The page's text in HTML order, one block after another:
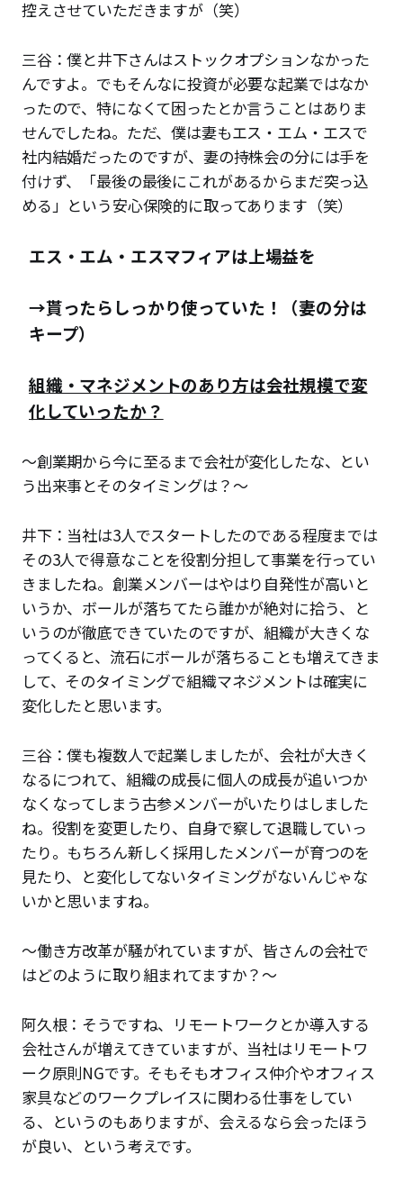
控えさせていただきますが（笑）
三谷：僕と井下さんはストックオプションなかった
んですよ。でもそんなに投資が必要な起業ではなか
ったので、特になくて困ったとか言うことはありま
せんでしたね。ただ、僕は妻もエス・エム・エスで
社内結婚だったのですが、妻の持株会の分には手を
付けず、「最後の最後にこれがあるからまだ突っ込
める」という安心保険的に取ってあります（笑）
エス・エム・エスマフィアは上場益を
→貰ったらしっかり使っていた！（妻の分は
キープ）
組織・マネジメントのあり方は会社規模で変
化していったか？
〜創業期から今に至るまで会社が変化したな、とい
う出来事とそのタイミングは？〜
井下：当社は3人でスタートしたのである程度までは
その3人で得意なことを役割分担して事業を行ってい
きましたね。創業メンバーはやはり自発性が高いと
いうか、ボールが落ちてたら誰かが絶対に拾う、と
いうのが徹底できていたのですが、組織が大きくな
ってくると、流石にボールが落ちることも増えてきま
して、そのタイミングで組織マネジメントは確実に
変化したと思います。
三谷：僕も複数人で起業しましたが、会社が大きく
なるにつれて、組織の成長に個人の成長が追いつか
なくなってしまう古参メンバーがいたりはしました
ね。役割を変更したり、自身で察して退職していっ
たり。もちろん新しく採用したメンバーが育つのを
見たり、と変化してないタイミングがないんじゃな
いかと思いますね。
〜働き方改革が騒がれていますが、皆さんの会社で
はどのように取り組まれてますか？〜
阿久根：そうですね、リモートワークとか導入する
会社さんが増えてきていますが、当社はリモートワ
ーク原則NGです。そもそもオフィス仲介やオフィス
家具などのワークプレイスに関わる仕事をしてい
る、というのもありますが、会えるなら会ったほう
が良い、という考えです。